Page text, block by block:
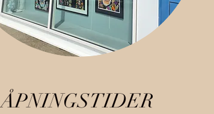
ÅPNINGSTIDER